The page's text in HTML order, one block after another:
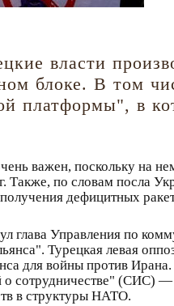
власти
блоке. В том
платформы", в
важен, поскольку на
Также, по словам посла
дефицитных
глава Управления по
Турецкая левая
для войны против
о сотрудничестве"
в структуры НАТО.